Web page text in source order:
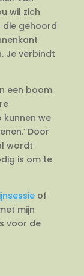
wil zich
gehoord
Je verbindt
een boom
kunnen we
Door
wordt
is om te
of
mijn
voor de